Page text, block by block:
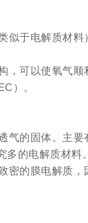
似于电解质材
，可以使氧气
）。
气的固体。主
多的电解质材
密的膜电解质